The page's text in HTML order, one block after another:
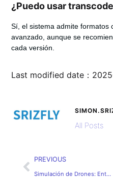
¿Puedo usar
Sí, el sistema admite formatos
avanzado, aunque se
cada versión.
Last modified date：
All Posts
PREVIOUS
Simulación de Drones: Entendiendo su Tecnología y Usos